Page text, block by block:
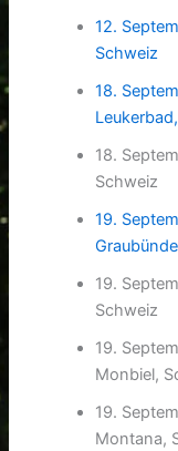
12.
Schweiz
18.
18.
Schweiz
19.
19.
Schweiz
19.
Monbiel,
19.
Montana,